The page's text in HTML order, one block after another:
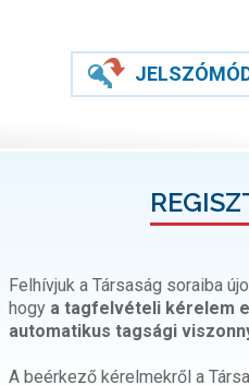
Felhívjuk a Társaság soraiba
hogy a tagfelvételi kérelem
automatikus tagsági
A beérkező kérelmekről a